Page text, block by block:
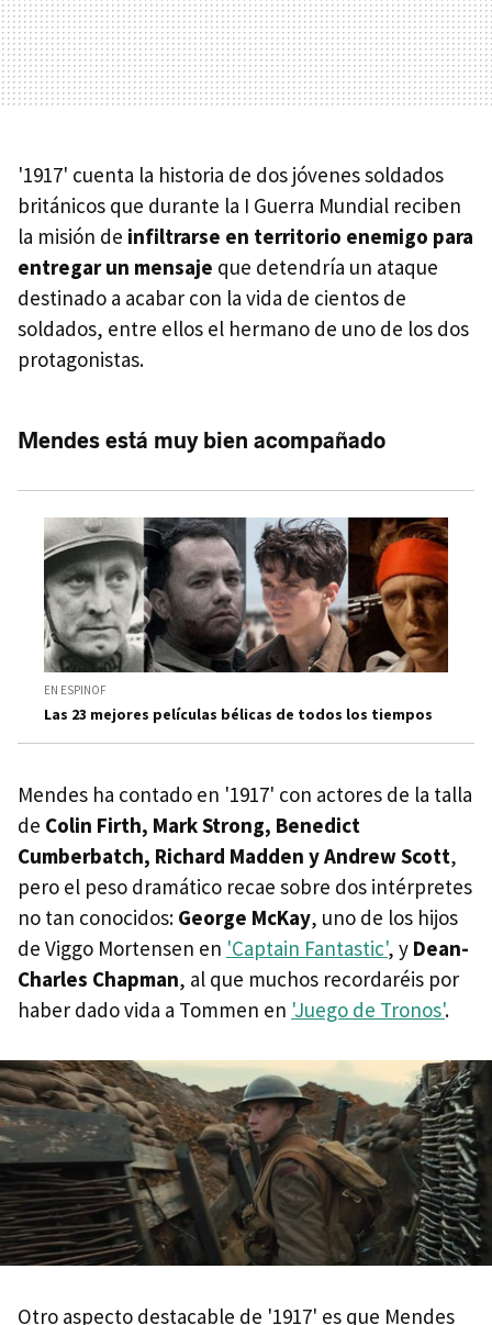
'1917' cuenta la historia de dos jóvenes soldados
británicos que durante la I Guerra Mundial reciben
la misión de infiltrarse en territorio enemigo para
entregar un mensaje que detendría un ataque
destinado a acabar con la vida de cientos de
soldados, entre ellos el hermano de uno de los dos
protagonistas.
Mendes está muy bien acompañado
EN ESPINOF
Las 23 mejores películas bélicas de todos los tiempos
Mendes ha contado en '1917' con actores de la talla
de Colin Firth, Mark Strong, Benedict
Cumberbatch, Richard Madden y Andrew Scott,
pero el peso dramático recae sobre dos intérpretes
no tan conocidos: George McKay, uno de los hijos
de Viggo Mortensen en 'Captain Fantastic', y Dean-
Charles Chapman, al que muchos recordaréis por
haber dado vida a Tommen en 'Juego de Tronos'.
Otro aspecto destacable de '1917' es que Mendes